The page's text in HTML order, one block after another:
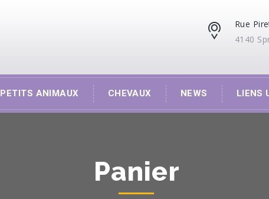
Rue
4140
PETITS ANIMAUX CHEVAUX NEWS LIENS
Panier